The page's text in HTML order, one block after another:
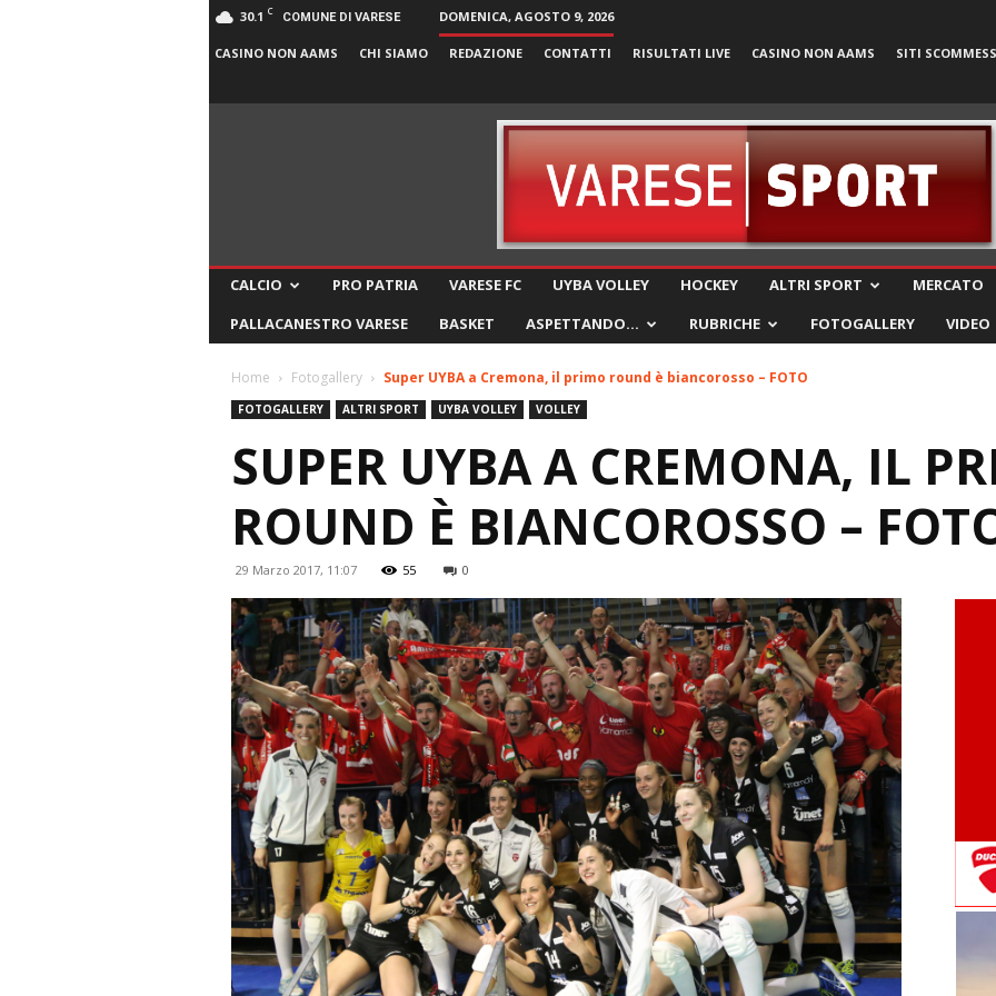
30.1 C COMUNE DI VARESE DOMENICA, AGOSTO 9, 2026
CASINO NON AAMS CHI SIAMO REDAZIONE CONTATTI RISULTATI LIVE CASINO NON AAMS SITI
CALCIO PRO PATRIA VARESE FC UYBA VOLLEY HOCKEY ALTRI SPORT
MERCATO
PALLACANESTRO VARESE
BASKET ASPETTANDO… RUBRICHE FOTOGALLERY VIDEO
Home Fotogallery Super UYBA a Cremona, il primo round è biancorosso – FOTO
FOTOGALLERY ALTRI SPORT UYBA VOLLEY VOLLEY
SUPER UYBA A CREMONA, IL
ROUND È BIANCOROSSO –
29 Marzo 2017, 11:07 55 0